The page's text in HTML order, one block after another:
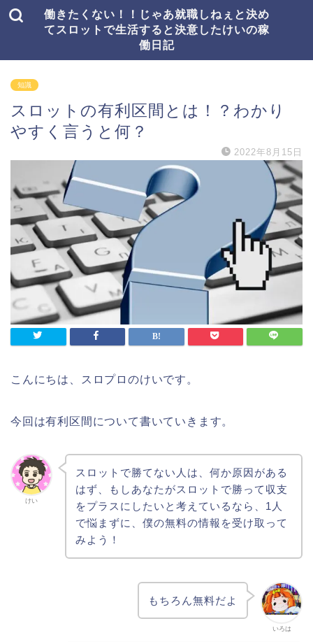
働きたくない！！じゃあ就職しねぇと決め
てスロットで生活すると決意したけいの稼
働日記
知識
スロットの有利区間とは！？わかり
やすく言うと何？
2022年8月15日
こんにちは、スロプロのけいです。
今回は有利区間について書いていきます。
けい
スロットで勝てない人は、何か原因がある
はず、もしあなたがスロットで勝って収支
をプラスにしたいと考えているなら、1人
で悩まずに、僕の無料の情報を受け取って
みよう！
いろは
もちろん無料だよ